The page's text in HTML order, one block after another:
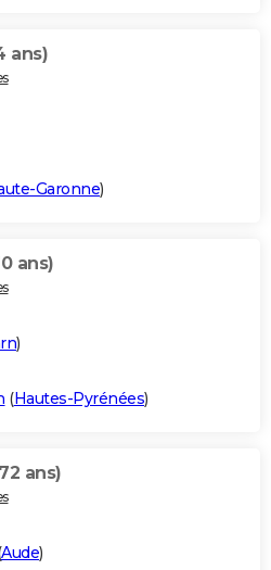
ans)
Garonne)
ans)
)
(Hautes-Pyrénées)
ans)
Aude)